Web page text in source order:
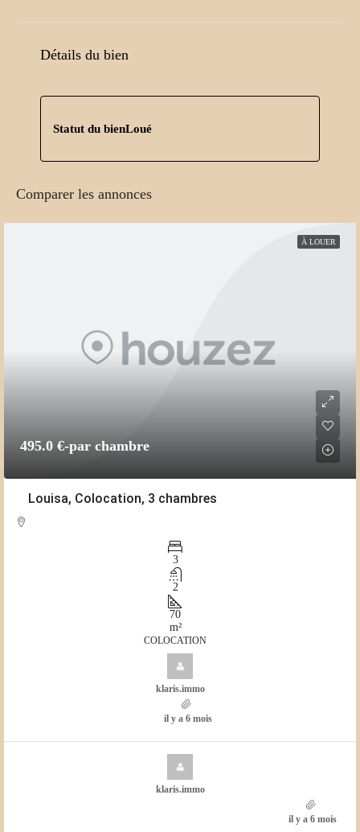
Détails du bien
Statut du bienLoué
Comparer les annonces
À LOUER
495.0 €-par chambre
Louisa, Colocation, 3 chambres
3
2
70
m²
COLOCATION
klaris.immo
il y a 6 mois
klaris.immo
il y a 6 mois